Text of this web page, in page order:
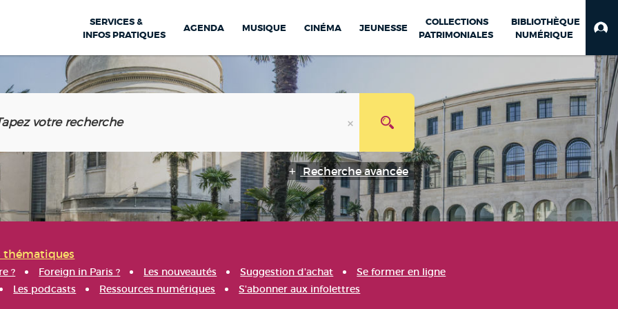
SERVICES &
INFOS PRATIQUES
AGENDA MUSIQUE CINÉMA JEUNESSE
COLLECTIONS
PATRIMONIALES
BIBLIOTHÈQUE
NUMÉRIQUE
Recherche avancée
thématiques
? Foreign in Paris ? Les nouveautés Suggestion d'achat
Se former en ligne
Les podcasts Ressources numériques S'abonner aux infolettres